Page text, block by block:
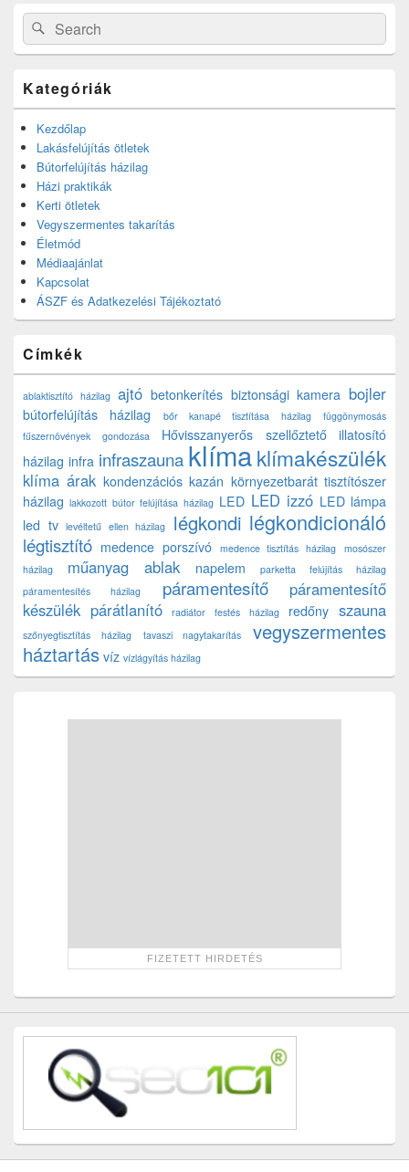
Search
for:
Search
Kategóriák
Kezdőlap
Lakásfelújítás ötletek
Bútorfelújítás házilag
Házi praktikák
Kerti ötletek
Vegyszermentes takarítás
Életmód
Médiaajánlat
Kapcsolat
ÁSZF és Adatkezelési Tájékoztató
Címkék
ablaktisztító házilag ajtó betonkerítés biztonsági kamera bojler
bútorfelújítás házilag bőr kanapé tisztítása házilag
függönymosás
fűszernövények gondozása
Hővisszanyerős szellőztető
illatosító
házilag infra infraszauna klímaklímakészülék
klíma árak kondenzációs kazán környezetbarát tisztítószer
házilag lakkozott bútor felújítása házilag LED LED izzó LED lámpa
led tv levéltetű ellen házilag légkondi légkondicionáló
légtisztító medence porszívó medence tisztítás házilag
mosószer
házilag
műanyag ablak napelem
parketta felújítás házilag
páramentesítés házilag
páramentesítő
páramentesítő
készülék párátlanító radiátor festés házilag redőny szauna
szőnyegtisztítás házilag tavaszi nagytakarítás
vegyszermentes
háztartás víz vízlágyítás házilag